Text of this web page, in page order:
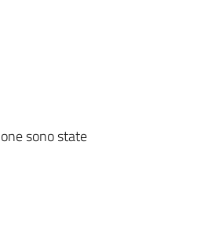
sono state